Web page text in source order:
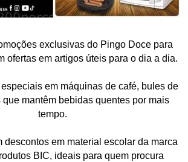
exclusivas do Pingo Doce para
ofertas em artigos úteis para o dia a dia.
em máquinas de café, bules de
que mantêm bebidas quentes por mais
tempo.
descontos em material escolar da marca
BIC, ideais para quem procura